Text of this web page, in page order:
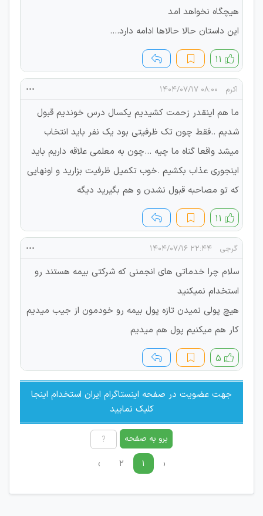
هیچگاه نخواهد امد
این داستان حالا حالاها ادامه دارد....
۱۱
اکرم ۰۸:۰۰ ۱۴۰۴/۰۷/۱۷
ما هم اینقدر زحمت کشیدیم یکسال درس خوندیم قبول
شدیم ..فقط چون تک ظرفیتی بود یک نفر باید انتخاب
میشد واقعا گناه ما چیه ...چون به معلمی علاقه داریم باید
اینجوری عذاب بکشیم .خوب تکمیل ظرفیت بزارید و اونهایی
که تو مصاحبه قبول نشدن و هم بگیرید دیگه
۱۱
گرجی ۲۲:۴۴ ۱۴۰۴/۰۷/۱۶
سلام چرا خدماتی های انجمنی که شرکتی بیمه هستند رو
استخدام نمیکنید
هیچ پولی نمیدن تازه پول بیمه رو خودمون از جیب میدیم
کار هم میکنیم پول هم میدیم
۵
جهت عضویت در صفحه اینستاگرام ایران استخدام اینجا
کلیک نمایید
برو به صفحه
‹ ۱ ۲ ›